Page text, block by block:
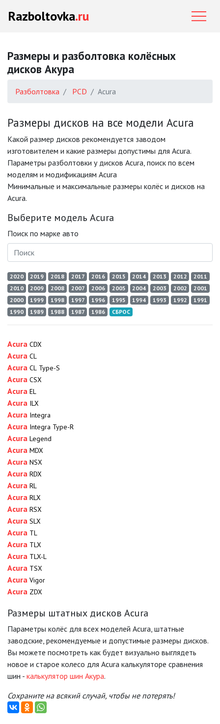
Razboltovka.ru
Размеры и разболтовка колёсных
дисков Акура
Разболтовка PCD Acura
Размеры дисков на все модели Acura
Какой размер дисков рекомендуется заводом
изготовителем и какие размеры допустимы для Acura.
Параметры разболтовки у дисков Acura, поиск по всем
моделям и модификациям Acura
Минимальные и максимальные размеры колёс и дисков на
Acura.
Выберите модель Acura
Поиск по марке авто
2020 2019 2018 2017 2016 2015 2014 2013 2012
2011
2010
2009 2008 2007 2006 2005 2004 2003 2002
2001
2000
1999 1998 1997 1996 1995 1994 1993 1992
1991
1990
1989 1988 1987 1986 СБРОС
Acura CDX
Acura CL
Acura CL Type-S
Acura CSX
Acura EL
Acura ILX
Acura Integra
Acura Integra Type-R
Acura Legend
Acura MDX
Acura NSX
Acura RDX
Acura RL
Acura RLX
Acura RSX
Acura SLX
Acura TL
Acura TLX
Acura TLX-L
Acura TSX
Acura Vigor
Acura ZDX
Размеры штатных дисков Acura
Параметры колёс для всех моделей Acura, штатные
заводские, рекомендуемые и допустимые размеры дисков.
Вы можете посмотреть как будет визуально выглядеть
новое и старое колесо для Acura калькуляторе сравнения
шин - калькулятор шин Акура.
Сохраните на всякий случай, чтобы не потерять!